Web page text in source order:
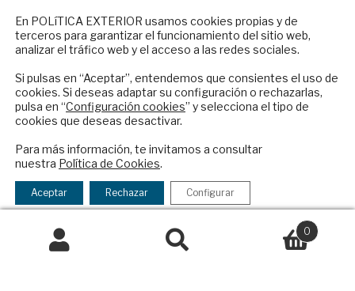
Política Exterior
Informe Semanal de Política Exterior
Afkar/Ideas
© 2026 - Fundación Análisis de Política
Exterior. Todos los derechos reservados
Legal|Política de Privacidad y de Cookies
Buscar
0
Financiado por el Programa KIT Digital. Plan de
Recuperación, Transformación y Resiliencia de
España Next Generation EU.​​
En POLíTICA EXTERIOR usamos cookies propias y de
terceros para garantizar el funcionamiento del sitio web,
analizar el tráfico web y el acceso a las redes sociales.
Si pulsas en “Aceptar”, entendemos que consientes el uso de
cookies. Si deseas adaptar su configuración o rechazarlas,
pulsa en “Configuración cookies” y selecciona el tipo de
cookies que deseas desactivar.
Para más información, te invitamos a consultar
nuestra Política de Cookies.
Aceptar Rechazar Configurar
NEWSLETTER
Suscríbase a nuestro boletín electrónico y
reciba en su correo el mejor análisis
internacional en español.
Checkbox
acepto
la
política
de
política de privacidad